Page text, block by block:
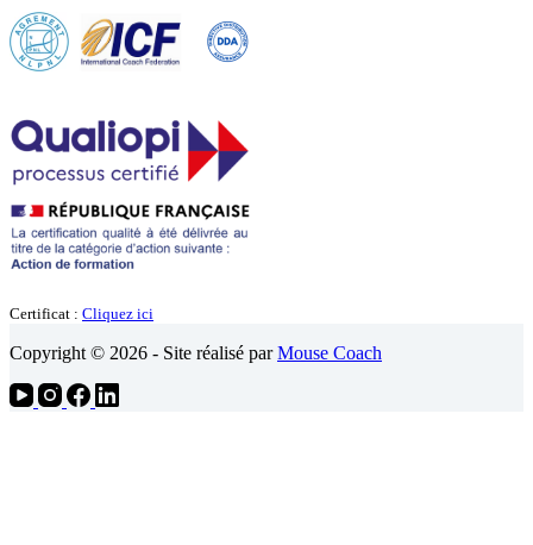
Certificat : Cliquez ici
Copyright © 2026 - Site réalisé parMouse Coach